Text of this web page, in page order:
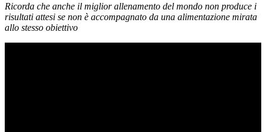
Ricorda che anche il miglior allenamento del mondo non produce i
risultati attesi se non è accompagnato da una alimentazione mirata
allo stesso obiettivo